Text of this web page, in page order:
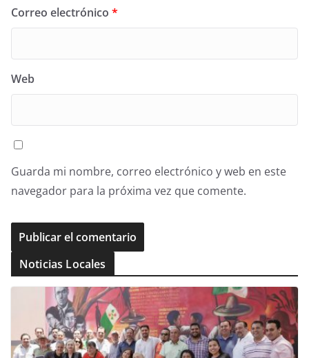
Correo electrónico *
Web
Guarda mi nombre, correo electrónico y web en este
navegador para la próxima vez que comente.
Noticias Locales